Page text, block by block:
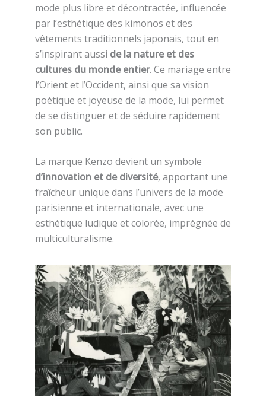
mode plus libre et décontractée, influencée
par l’esthétique des kimonos et des
vêtements traditionnels japonais, tout en
s’inspirant aussi de la nature et des
cultures du monde entier. Ce mariage entre
l’Orient et l’Occident, ainsi que sa vision
poétique et joyeuse de la mode, lui permet
de se distinguer et de séduire rapidement
son public.
La marque Kenzo devient un symbole
d’innovation et de diversité, apportant une
fraîcheur unique dans l’univers de la mode
parisienne et internationale, avec une
esthétique ludique et colorée, imprégnée de
multiculturalisme.